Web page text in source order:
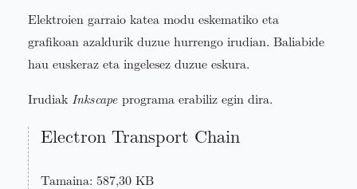
Elektroien garraio katea modu eskematiko eta
grafikoan azaldurik duzue hurrengo irudian. Baliabide
hau euskeraz eta ingelesez duzue eskura.
Irudiak Inkscape programa erabiliz egin dira.
Electron Transport Chain
Tamaina: 587,30 KB